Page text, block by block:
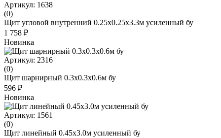
Артикул: 1638
(0)
Щит угловой внутренний 0.25х0.25х3.3м усиленный бу
1 758 ₽
Новинка
Артикул: 2316
(0)
Щит шарнирный 0.3x0.3x0.6м бу
596 ₽
Новинка
Артикул: 1561
(0)
Щит линейный 0.45х3.0м усиленный бу